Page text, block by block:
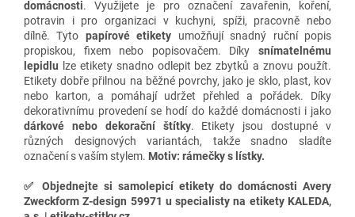
domácnosti. Využijete je pro označení zavařenin, koření,
potravin i pro organizaci v kuchyni, spíži, pracovně nebo
dílně. Tyto papírové etikety umožňují snadný ruční popis
propiskou, fixem nebo popisovačem. Díky snímatelnému
lepidlu lze etikety snadno odlepit bez zbytků a znovu použít.
Etikety dobře přilnou na běžné povrchy, jako je sklo, plast, kov
nebo karton, a pomáhají udržet přehled a pořádek. Díky
dekorativnímu provedení se hodí do každé domácnosti i jako
dárkové nebo dekorační štítky.
Etikety jsou dostupné v
různých designových variantách, takže snadno sladíte
označení s vaším stylem. Motiv: rámečky s lístky.
✅ Objednejte si samolepicí etikety do domácnosti Avery
Zweckform Z-design 59971 u specialisty na etikety KALEDA,